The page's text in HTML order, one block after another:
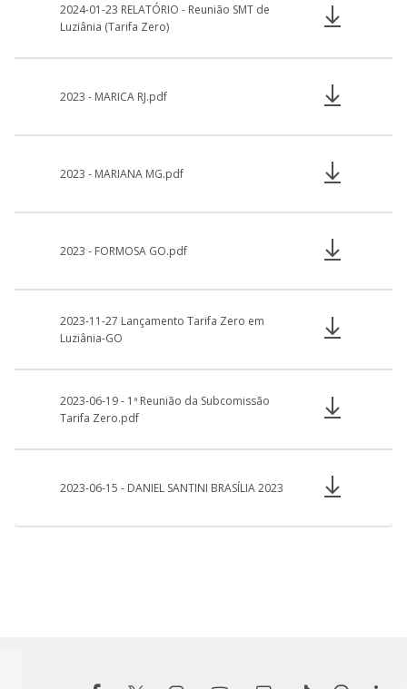
2024-01-23 RELATÓRIO - Reunião SMT de
Luziânia (Tarifa Zero)
2023 - MARICA RJ.pdf
2023 - MARIANA MG.pdf
2023 - FORMOSA GO.pdf
2023-11-27 Lançamento Tarifa Zero em
Luziânia-GO
2023-06-19 - 1ª Reunião da Subcomissão
Tarifa Zero.pdf
2023-06-15 - DANIEL SANTINI BRASÍLIA 2023